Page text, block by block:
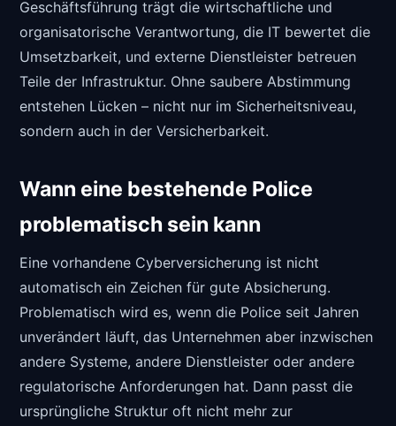
Geschäftsführung trägt die wirtschaftliche und
organisatorische Verantwortung, die IT bewertet die
Umsetzbarkeit, und externe Dienstleister betreuen
Teile der Infrastruktur. Ohne saubere Abstimmung
entstehen Lücken – nicht nur im Sicherheitsniveau,
sondern auch in der Versicherbarkeit.
Wann eine bestehende Police
problematisch sein kann
Eine vorhandene Cyberversicherung ist nicht
automatisch ein Zeichen für gute Absicherung.
Problematisch wird es, wenn die Police seit Jahren
unverändert läuft, das Unternehmen aber inzwischen
andere Systeme, andere Dienstleister oder andere
regulatorische Anforderungen hat. Dann passt die
ursprüngliche Struktur oft nicht mehr zur